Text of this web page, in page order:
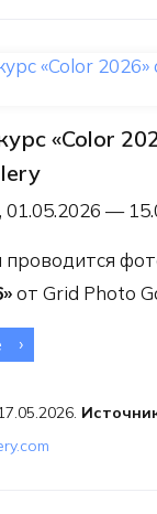
«Color
01.05.2026 —
от Grid Photo
о Фотоконкурс